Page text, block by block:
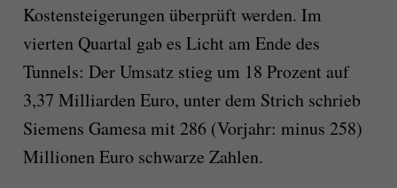
Kostensteigerungen überprüft werden. Im
vierten Quartal gab es Licht am Ende des
Tunnels: Der Umsatz stieg um 18 Prozent auf
3,37 Milliarden Euro, unter dem Strich schrieb
Siemens Gamesa mit 286 (Vorjahr: minus 258)
Millionen Euro schwarze Zahlen.